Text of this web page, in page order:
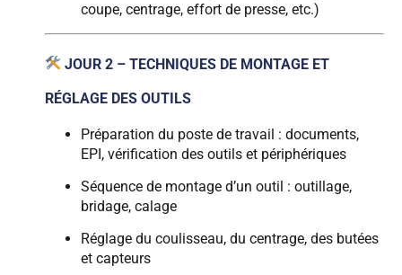
coupe, centrage, effort de presse, etc.)
JOUR 2 – TECHNIQUES DE MONTAGE ET
RÉGLAGE DES OUTILS
Préparation du poste de travail : documents,
EPI, vérification des outils et périphériques
Séquence de montage d’un outil : outillage,
bridage, calage
Réglage du coulisseau, du centrage, des butées
et capteurs